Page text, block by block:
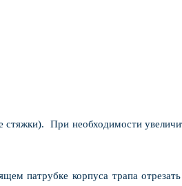
стяжки). При необходимости
патрубке корпуса трапа